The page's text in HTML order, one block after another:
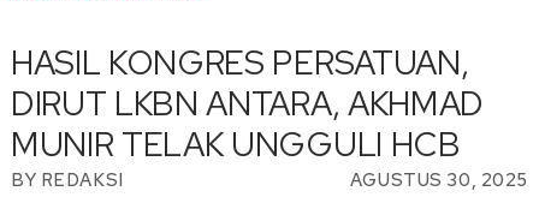
HASIL KONGRES PERSATUAN,
DIRUT LKBN ANTARA, AKHMAD
MUNIR TELAK UNGGULI HCB
BY REDAKSI AGUSTUS 30, 2025